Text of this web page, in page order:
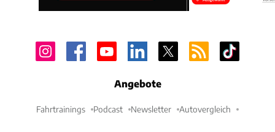
Angebote
Fahrtrainings Podcast Newsletter Autovergleich